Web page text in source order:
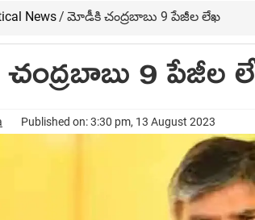
News/ మోడీకి చంద్ర‌బాబు 9 పేజీల లేఖ‌
9 పేజీల
Published on: 3:30 pm, 13 August 2023